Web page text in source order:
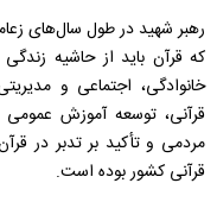
رهبر شهید در طول سال‌های
که قرآن باید از حاشیه
خانوادگی، اجتماعی و
قرآنی، توسعه آموزش
مردمی و تأکید بر تدبر در
قرآنی کشور بوده است.